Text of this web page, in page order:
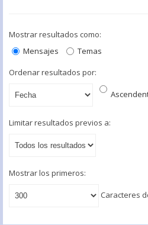
Mostrar resultados como:
Mensajes
Temas
Ordenar resultados por:
Limitar resultados previos a:
Mostrar los primeros:
Caracteres